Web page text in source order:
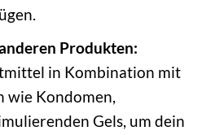
Produkten:
in Kombination mit
wie Kondomen,
Gels, um dein